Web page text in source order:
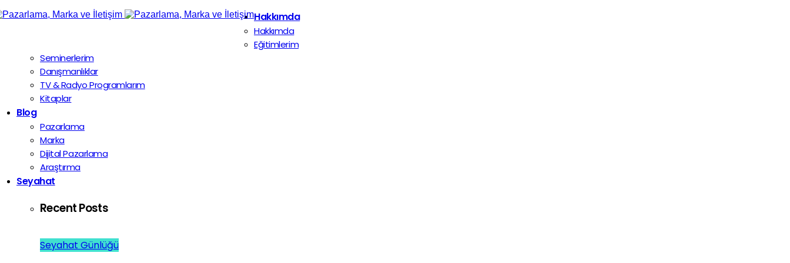
Hakkımda
Hakkımda
Eğitimlerim
Seminerlerim
Danışmanlıklar
TV & Radyo Programlarım
Kitaplar
Blog
Pazarlama
Marka
Dijital Pazarlama
Araştırma
Seyahat
Recent Posts
Seyahat Günlüğü